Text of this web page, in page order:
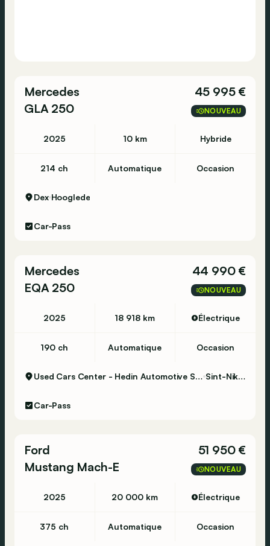
Mercedes
GLA 250
45 995 €
NOUVEAU
2025 10 km Hybride
214 ch Automatique Occasion
Dex Hooglede
Car-Pass
Mercedes
EQA 250
44 990 €
NOUVEAU
2025 18 918 km Électrique
190 ch Automatique Occasion
Used Cars Center - Hedin Automotive Sint-Niklaas Sint-Niklaas
Car-Pass
Ford
Mustang Mach-E
51 950 €
NOUVEAU
2025 20 000 km Électrique
375 ch Automatique Occasion